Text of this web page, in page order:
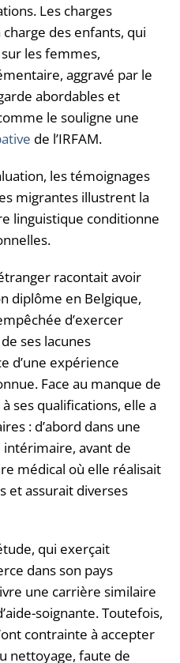
Les charges
des enfants, qui
les femmes,
aggravé par le
abordables et
le souligne une
de l’IRFAM.
les témoignages
migrantes illustrent la
linguistique conditionne
racontait avoir
diplôme en Belgique,
d’exercer
ses lacunes
d’une expérience
Face au manque de
ses qualifications, elle a
: d’abord dans une
avant de
médical où elle réalisait
et assurait diverses
qui exerçait
dans son pays
une carrière similaire
soignante. Toutefois,
contrainte à accepter
nettoyage, faute de